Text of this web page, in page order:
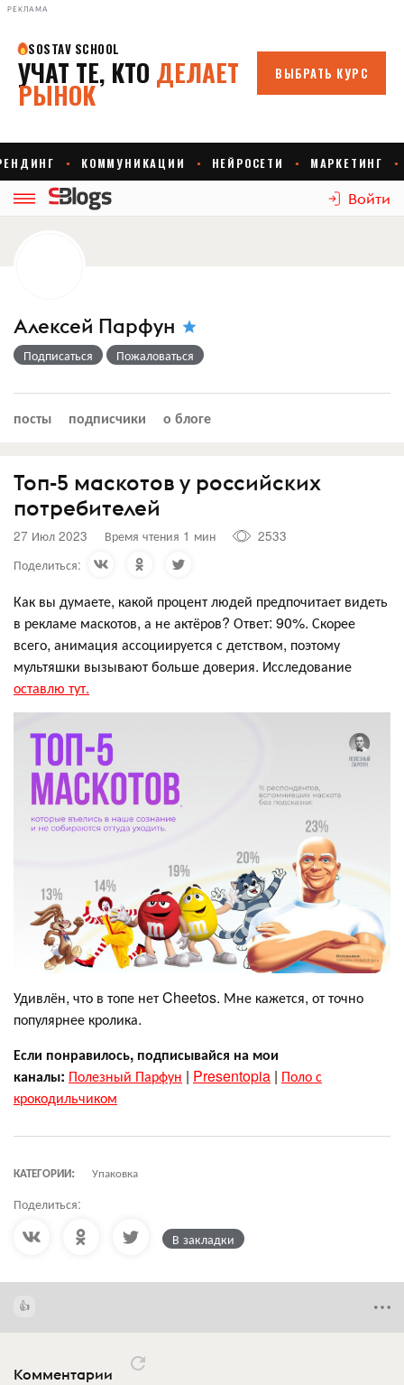
РЕКЛАМА
Войти
Алексей Парфун
Подписаться Пожаловаться
посты подписчики о блоге
Топ-5 маскотов у российских
потребителей
27 Июл 2023 Время чтения 1 мин
2533
Поделиться:
Как вы думаете, какой процент людей предпочитает видеть
в рекламе маскотов, а не актёров? Ответ: 90%. Скорее
всего, анимация ассоциируется с детством, поэтому
мультяшки вызывают больше доверия. Исследование
оставлю тут.
Удивлён, что в топе нет Cheetos. Мне кажется, от точно
популярнее кролика.
Если понравилось, подписывайся на мои
каналы: Полезный Парфун | Presentopia | Поло с
крокодильчиком
КАТЕГОРИИ: Упаковка
Поделиться:
В закладки
Комментарии